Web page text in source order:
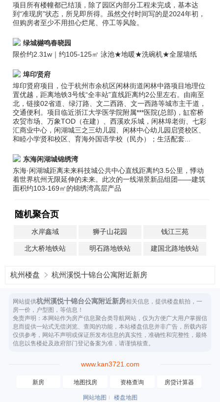
项目所有楼幢都已结顶，除了园区内部分工程未完成，基本达
到“准现房”状态，所见即所得。虽然交付时间写的是2024年初，
但购房者至少不用担心烂尾、停工等风险。
绿城樾鸣春晓园
限价约2.31w｜约105-125㎡ 泳池★地暖★洗碗机★全屋墙纸
埠印贤府
埠印贤府项目，位于杭州市余杭区闲林街道闲林中路项目地理位
置优越，距离地铁3号线“全丰站”直线距离约2公里左右。由南至
北，链接02省道、绿汀路、文二西路、文一西路等城市主干道，
交通便利。项目临近浙江大学医学院附属***医院(总部)，缸窑桥
农贸市场、万象TOD（在建）、西溪欢乐城，闲林埠老街、七彩
汇商业中心，闲湖城三之三幼儿园、闲林中心幼儿园启贤校区、
和睦小学贤和校区、育海外国语学校（民办）；生活配套...
东海闲湖城锦绣湾
东海·闲湖城距离未来科技城公共中心直线距离约3.5公里，悸动
着世界杭州无限延伸的未来。此次的一线湖景新品组团——建筑
面积约103-169㎡的锦绣湾高层产品
随机聚合页
水岸鑫域 狮子山花园 钱江三苑
北大桥地铁站 明石路地铁站 建国北路地铁站
杭州楼盘 杭州溪悦十锦台公寓附近新房
网站提供杭州溪悦十锦台公寓附近新房相关信息，提供楼盘航拍，一
房一价，户型图，等信息！
免责声明：本网站作为房产信息聚合类导航网站，仅为方便广大用户掌握信
息而提供一站式无偿浏览、查阅的功能，本站楼盘信息并非广告，所载内容
仅供参考，网站不声明或保证所发布信息的真实性，准确性和完整性，最终
信息以售楼处及政府部门登记备案为准，请谨慎核查。
www.kan3721.com
新房 地图找房 资格查询 房贷计算器
网站地图 楼盘地图